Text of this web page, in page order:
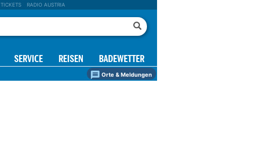
TICKETS RADIO AUSTRIA
SERVICE REISEN BADEWETTER
Orte & Meldungen